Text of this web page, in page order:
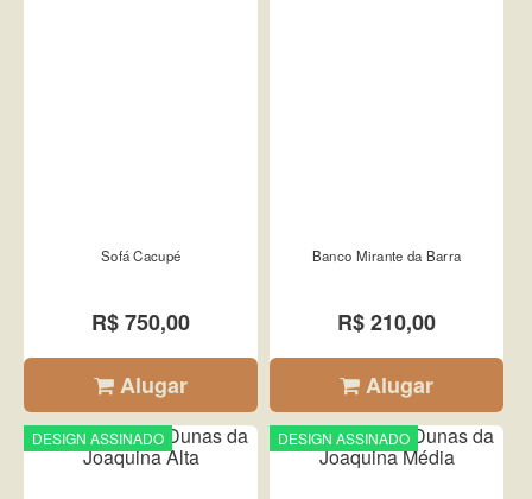
Sofá Cacupé
R$ 750,00
Alugar
Banco Mirante da Barra
R$ 210,00
Alugar
DESIGN ASSINADO DESIGN ASSINADO